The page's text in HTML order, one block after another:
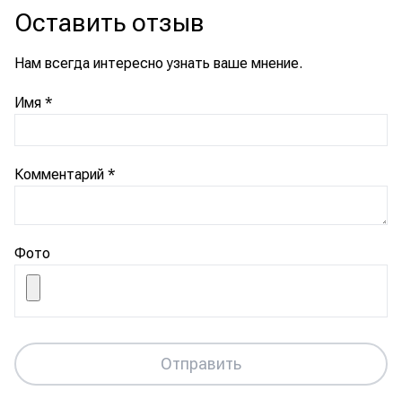
Оставить отзыв
Нам всегда интересно узнать ваше мнение.
Имя *
Комментарий *
Фото
Отправить